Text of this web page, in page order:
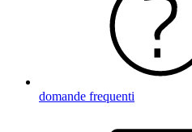
domande frequenti